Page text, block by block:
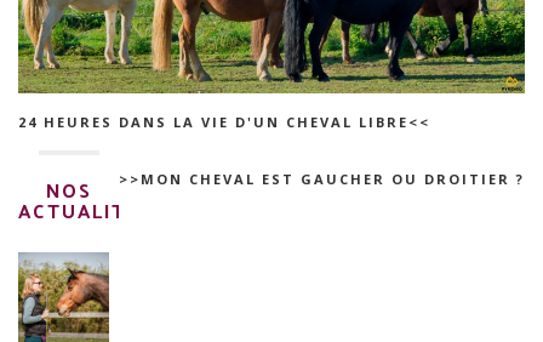
24 HEURES DANS LA VIE D'UN CHEVAL LIBRE<<
>>MON CHEVAL EST GAUCHER OU DROITIER ?
NOS
ACTUALITÉS